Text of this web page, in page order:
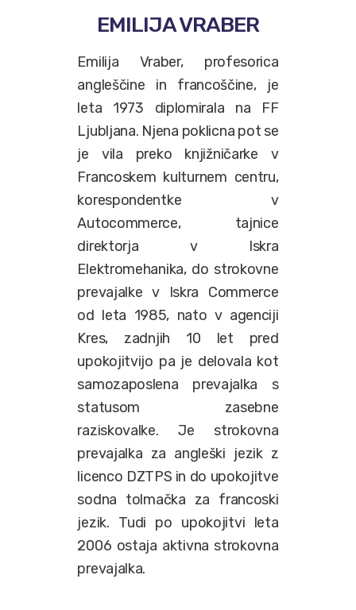
EMILIJA VRABER
Emilija Vraber, profesorica
angleščine in francoščine, je
leta 1973 diplomirala na FF
Ljubljana. Njena poklicna pot se
je vila preko knjižničarke v
Francoskem kulturnem centru,
korespondentke v
Autocommerce, tajnice
direktorja v Iskra
Elektromehanika, do strokovne
prevajalke v Iskra Commerce
od leta 1985, nato v agenciji
Kres, zadnjih 10 let pred
upokojitvijo pa je delovala kot
samozaposlena prevajalka s
statusom zasebne
raziskovalke. Je strokovna
prevajalka za angleški jezik z
licenco DZTPS in do upokojitve
sodna tolmačka za francoski
jezik. Tudi po upokojitvi leta
2006 ostaja aktivna strokovna
prevajalka.